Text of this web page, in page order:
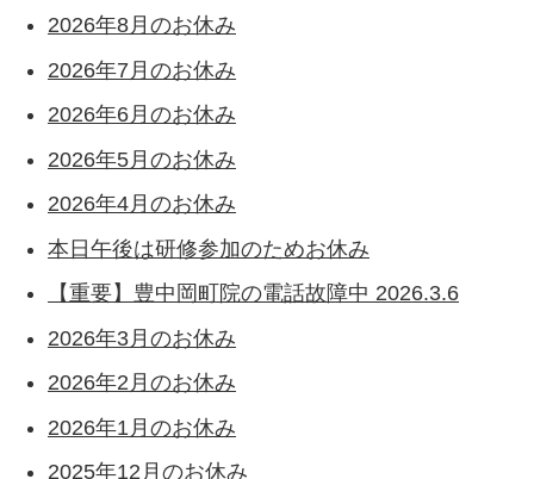
2026年8月のお休み
2026年7月のお休み
2026年6月のお休み
2026年5月のお休み
2026年4月のお休み
本日午後は研修参加のためお休み
【重要】豊中岡町院の電話故障中 2026.3.6
2026年3月のお休み
2026年2月のお休み
2026年1月のお休み
2025年12月のお休み